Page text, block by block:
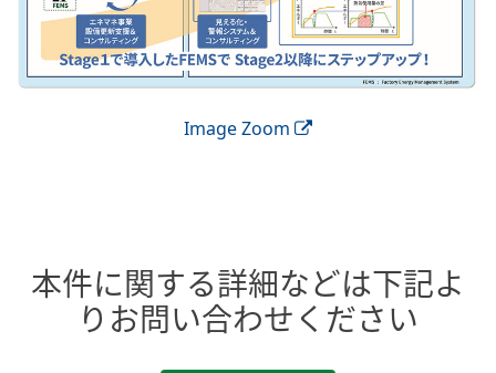
Image Zoom
本件に関する詳細などは下記よ
りお問い合わせください